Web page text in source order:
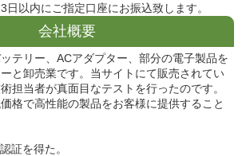
日以内にご指定口座にお振込致します。
会社概要
テリー、ACアダプター、部分の電子製品を
と卸売業です。当サイトにて販売されてい
担当者が真面目なテストを行ったのです。
格で高性能の製品をお客様に提供すること
証を得た。